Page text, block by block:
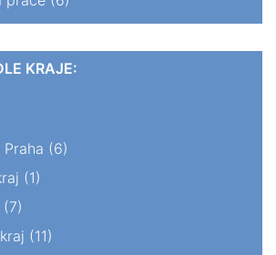
KRAJE:
(6)
(1)
(7)
(11)